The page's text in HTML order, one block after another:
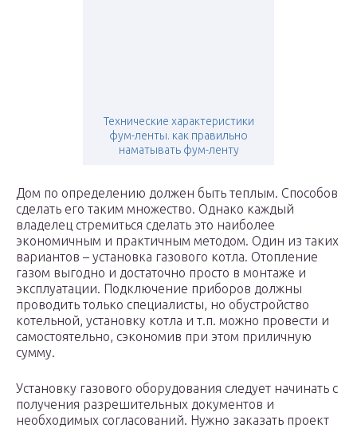
Технические характеристики
фум-ленты. как правильно
наматывать фум-ленту
Дом по определению должен быть теплым. Способов
сделать его таким множество. Однако каждый
владелец стремиться сделать это наиболее
экономичным и практичным методом. Один из таких
вариантов – установка газового котла. Отопление
газом выгодно и достаточно просто в монтаже и
эксплуатации. Подключение приборов должны
проводить только специалисты, но обустройство
котельной, установку котла и т.п. можно провести и
самостоятельно, сэкономив при этом приличную
сумму.
Установку газового оборудования следует начинать с
получения разрешительных документов и
необходимых согласований. Нужно заказать проект